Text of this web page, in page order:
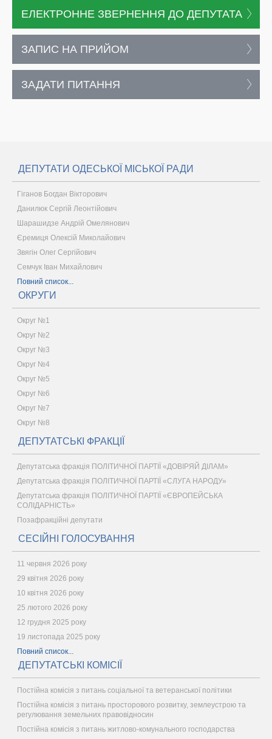
ЕЛЕКТРОННЕ ЗВЕРНЕННЯ ДО ДЕПУТАТА
ЗАПИС НА ПРИЙОМ
ЗАДАТИ ПИТАННЯ
ДЕПУТАТИ ОДЕСЬКОЇ МІСЬКОЇ РАДИ
Гіганов Богдан Вікторович
Данилюк Сергій Леонтійович
Шарашидзе Андрій Омелянович
Єремиця Олексій Миколайович
Звягін Олег Сергійович
Семчук Іван Михайлович
Повний список...
ОКРУГИ
Округ №1
Округ №2
Округ №3
Округ №4
Округ №5
Округ №6
Округ №7
Округ №8
ДЕПУТАТСЬКІ ФРАКЦІЇ
Депутатська фракція ПОЛІТИЧНОЇ ПАРТІЇ «ДОВІРЯЙ ДІЛАМ»
Депутатська фракція ПОЛІТИЧНОЇ ПАРТІЇ «СЛУГА НАРОДУ»
Депутатська фракція ПОЛІТИЧНОЇ ПАРТІЇ «ЄВРОПЕЙСЬКА
СОЛІДАРНІСТЬ»
Позафракційні депутати
СЕСІЙНІ ГОЛОСУВАННЯ
11 червня 2026 року
29 квітня 2026 року
10 квітня 2026 року
25 лютого 2026 року
12 грудня 2025 року
19 листопада 2025 року
Повний список...
ДЕПУТАТСЬКІ КОМІСІЇ
Постійна комісія з питань соціальної та ветеранської політики
Постійна комісія з питань просторового розвитку, землеустрою та
регулювання земельних правовідносин
Постійна комісія з питань житлово-комунального господарства